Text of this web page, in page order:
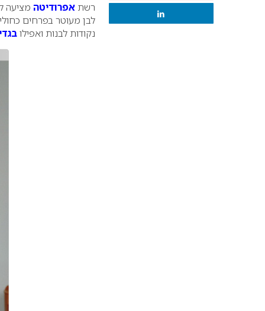
רשת אפרודיטה
לבן מעוטר בפרחים
נקודות לבנות ואפילו